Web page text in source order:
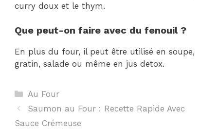
curry doux et le thym.
Que peut-on faire avec du fenouil ?
En plus du four, il peut être utilisé en soupe,
gratin, salade ou même en jus detox.
Catégories
Au Four
Saumon au Four : Recette Rapide Avec
Sauce Crémeuse